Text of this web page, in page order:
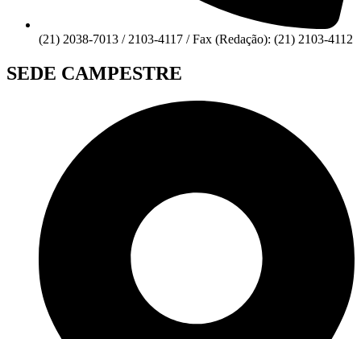
(21) 2038-7013 / 2103-4117 / Fax (Redação): (21) 2103-4112
SEDE CAMPESTRE